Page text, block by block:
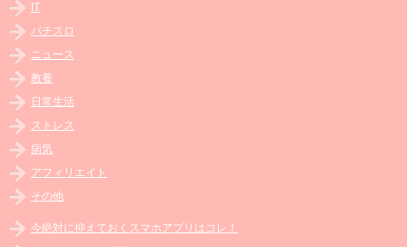
IT
パチスロ
ニュース
教養
日常生活
ストレス
病気
アフィリエイト
その他
今絶対に抑えておくスマホアプリはコレ！